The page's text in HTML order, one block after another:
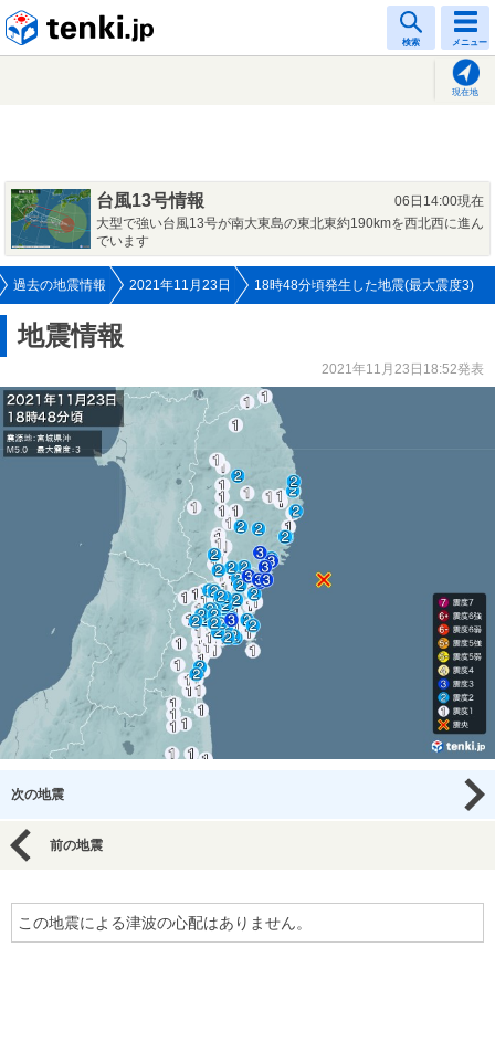
検索 メニュー
現在地
台風13号情報
06日14:00現在
大型で強い台風13号が南大東島の東北東約190kmを西北西に進ん
でいます
過去の地震情報 2021年11月23日 18時48分頃発生した地震(最大震度3)
地震情報
2021年11月23日18:52発表
次の地震
前の地震
この地震による津波の心配はありません。